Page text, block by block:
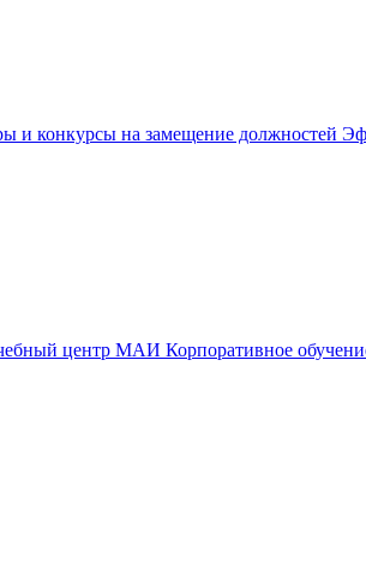
и конкурсы на замещение должностей
центр МАИ Корпоративное